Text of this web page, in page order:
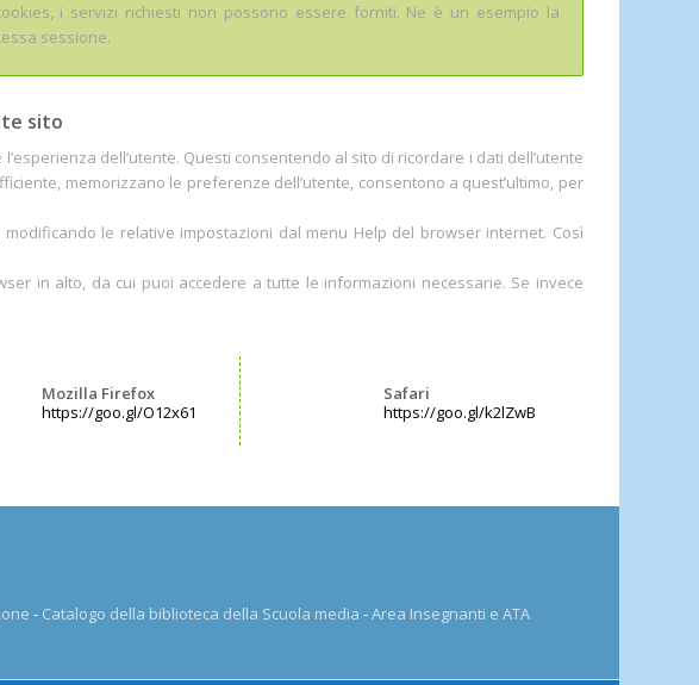
i servizi richiesti non possono essere forniti. Ne è un esempio la
sessione.
sito
dell’utente. Questi consentendo al sito di ricordare i dati dell’utente
memorizzano le preferenze dell’utente, consentono a quest’ultimo, per
le relative impostazioni dal menu Help del browser internet. Così
in alto, da cui puoi accedere a tutte le informazioni necessarie. Se invece
Mozilla Firefox
https://goo.gl/O12x61
Safari
https://goo.gl/k2lZwB
- Catalogo della biblioteca della Scuola media -Area Insegnanti e ATA